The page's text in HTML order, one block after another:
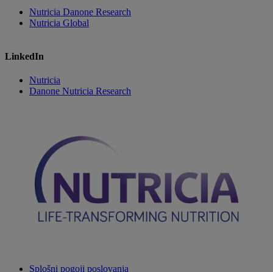
Nutricia Danone Research
Nutricia Global
LinkedIn
Nutricia
Danone Nutricia Research
Splošni pogoji poslovanja